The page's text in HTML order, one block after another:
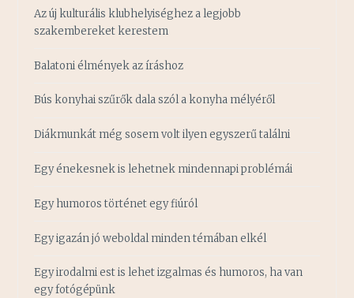
Az új kulturális klubhelyiséghez a legjobb
szakembereket kerestem
Balatoni élmények az íráshoz
Bús konyhai szűrők dala szól a konyha mélyéről
Diákmunkát még sosem volt ilyen egyszerű találni
Egy énekesnek is lehetnek mindennapi problémái
Egy humoros történet egy fiúról
Egy igazán jó weboldal minden témában elkél
Egy irodalmi est is lehet izgalmas és humoros, ha van
egy fotógépünk